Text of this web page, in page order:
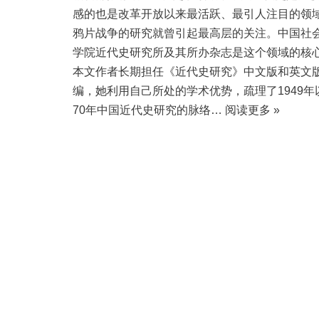
感的也是改革开放以来最活跃、最引人注目的领
鸦片战争的研究就曾引起最高层的关注。中国社
学院近代史研究所及其所办杂志是这个领域的核
本文作者长期担任《近代史研究》中文版和英文
编，她利用自己所处的学术优势，疏理了1949年
70年中国近代史研究的脉络… 阅读更多 »